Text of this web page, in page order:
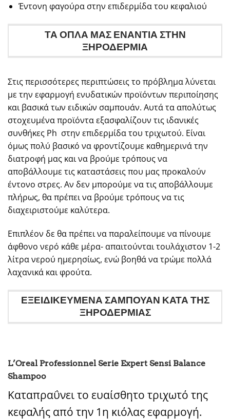
Έντονη φαγούρα στην επιδερμίδα του κεφαλιού
ΤΑ ΟΠΛΑ ΜΑΣ ΕΝΑΝΤΙΑ ΣΤΗΝ
ΞΗΡΟΔΕΡΜΙΑ
Στις περισσότερες περιπτώσεις το πρόβλημα λύνεται
με την εφαρμογή ενυδατικών προϊόντων περιποίησης
και βασικά των ειδικών σαμπουάν. Αυτά τα απολύτως
στοχευμένα προϊόντα εξασφαλίζουν τις ιδανικές
συνθήκες Ph στην επιδερμίδα του τριχωτού. Είναι
όμως πολύ βασικό να φροντίζουμε καθημερινά την
διατροφή μας και να βρούμε τρόπους να
αποβάλλουμε τις καταστάσεις που μας προκαλούν
έντονο στρες. Αν δεν μπορούμε να τις αποβάλλουμε
πλήρως, θα πρέπει να βρούμε τρόπους να τις
διαχειριστούμε καλύτερα.
Επιπλέον δε θα πρέπει να παραλείπουμε να πίνουμε
άφθονο νερό κάθε μέρα- απαιτούνται τουλάχιστον 1-2
λίτρα νερού ημερησίως, ενώ βοηθά να τρώμε πολλά
λαχανικά και φρούτα.
ΕΞΕΙΔΙΚΕΥΜΕΝΑ ΣΑΜΠΟΥΑΝ ΚΑΤΑ ΤΗΣ
ΞΗΡΟΔΕΡΜΙΑΣ
L’Oreal Professionnel Serie Expert Sensi Balance
Shampoo
Καταπραΰνει το ευαίσθητο τριχωτό της
κεφαλής από την 1η κιόλας εφαρμογή.